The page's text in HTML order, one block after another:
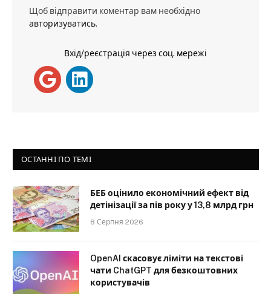
Щоб відправити коментар вам необхідно
авторизуватись.
Вхід/реєстрація через соц. мережі
ОСТАННІ ПО ТЕМІ
БЕБ оцінило економічний ефект від
детінізації за пів року у 13,8 млрд грн
8 Серпня 2026
OpenAI скасовує ліміти на текстові
чати ChatGPT для безкоштовних
користувачів